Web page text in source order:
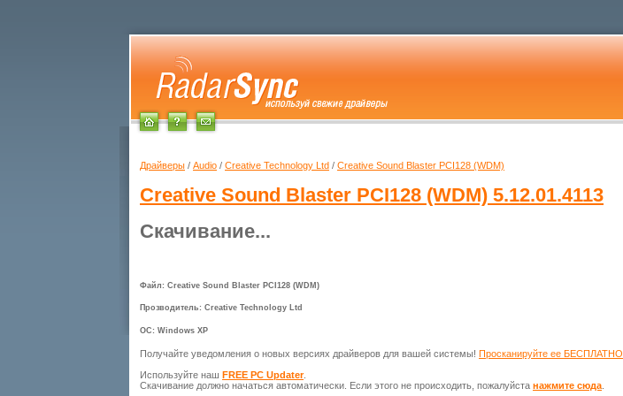
Драйверы / Audio / Creative Technology Ltd / Creative Sound Blaster PCI128 (WDM)
Creative Sound Blaster PCI128 (WDM) 5.12.01.4113
Скачивание...
Файл: Creative Sound Blaster PCI128 (WDM)
Прозводитель: Creative Technology Ltd
ОС: Windows XP
Получайте уведомления о новых версиях драйверов для вашей системы! Просканируйте ее БЕСПЛАТНО.
Используйте наш FREE PC Updater.
Скачивание должно начаться автоматически. Если этого не происходить, пожалуйста нажмите сюда